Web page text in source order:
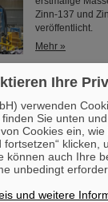
Zinn-137 und
veröffentlicht.
Mehr »
Goethe-
Dr. Ralph
Universität
Experte leitet
dieser Funktion
befindlichen
Mehr »
Ihre
verwenden
Sie unten
Cookies ein,
fortsetzen“ klicken,
können auch Ihre
unbedingt
und weitere